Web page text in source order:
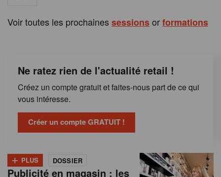
Voir toutes les prochaines sessionsorformations
Ne ratez rien de l'actualité retail !
Créez un compte gratuit et faites-nous part de ce qui
vous intéresse.
Créer un compte GRATUIT !
+ PLUS DOSSIER
Publicité en magasin : les